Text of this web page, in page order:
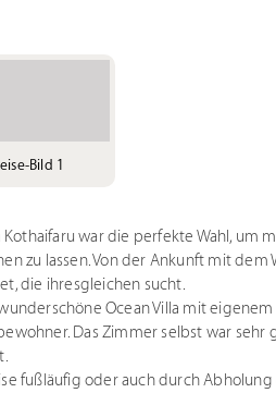
Bild 1
Kothaifaru war die perfekte Wahl, um
zu lassen. Von der Ankunft mit
die ihresgleichen sucht.
Ocean Villa mit
Das Zimmer selbst war
fußläufig oder auch durch